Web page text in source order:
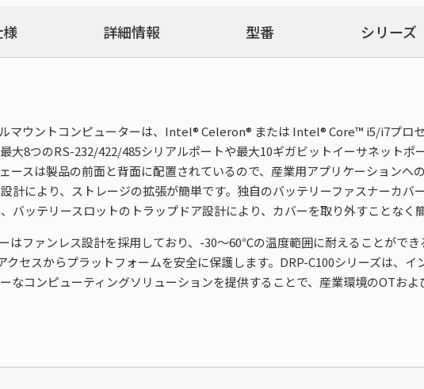
詳細情報 型番 シリーズ
マウントコンピューターは、Intel® Celeron® または Intel® Core™ i5/i7プロ
大8つのRS-232/422/485シリアルポートや最大10ギガビットイーサネットポ
ースは製品の前面と背面に配置されているので、産業用アプリケーションへ
計により、ストレージの拡張が簡単です。独自のバッテリーファスナーカバ
バッテリースロットのトラップドア設計により、カバーを取り外すことなく
はファンレス設計を採用しており、-30～60℃の温度範囲に耐えることがで
セスからプラットフォームを安全に保護します。DRP-C100シリーズは、イ
なコンピューティングソリューションを提供することで、産業環境のOTおよ